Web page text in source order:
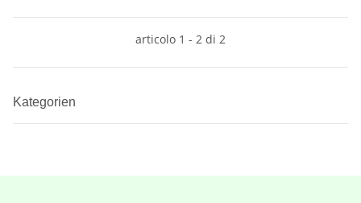
articolo 1 - 2 di 2
Kategorien